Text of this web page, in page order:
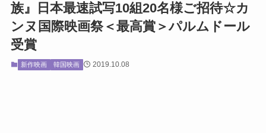
族』日本最速試写10組20名様ご招待☆カ
ンヌ国際映画祭＜最高賞＞パルムドール
受賞
新作映画 韓国映画 2019.10.08